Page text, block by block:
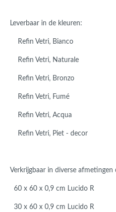
Leverbaar in de kleuren:
Refin Vetri, Bianco
Refin Vetri, Naturale
Refin Vetri, Bronzo
Refin Vetri, Fumé
Refin Vetri, Acqua
Refin Vetri, Piet - decor
Verkrijgbaar in diverse afmetingen
60 x 60 x 0,9 cm Lucido R
30 x 60 x 0,9 cm Lucido R